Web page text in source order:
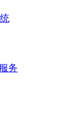
务